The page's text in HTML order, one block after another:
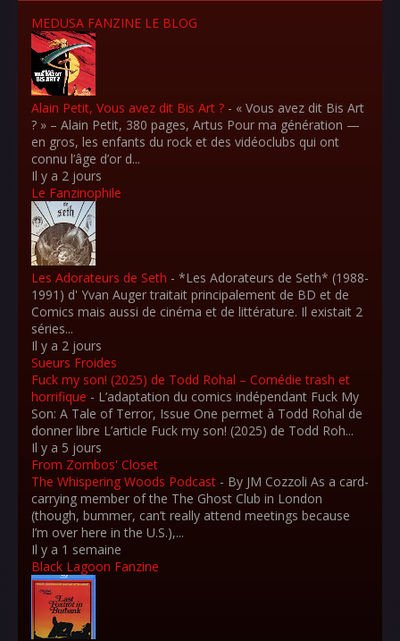
MEDUSA FANZINE LE BLOG
Alain Petit, Vous avez dit Bis Art ? - « Vous avez dit Bis Art
? » – Alain Petit, 380 pages, Artus Pour ma génération —
en gros, les enfants du rock et des vidéoclubs qui ont
connu l’âge d’or d...
Il y a 2 jours
Le Fanzinophile
Les Adorateurs de Seth - *Les Adorateurs de Seth* (1988-
1991) d' Yvan Auger traitait principalement de BD et de
Comics mais aussi de cinéma et de littérature. Il existait 2
séries...
Il y a 2 jours
Sueurs Froides
Fuck my son! (2025) de Todd Rohal – Comédie trash et
horrifique - L’adaptation du comics indépendant Fuck My
Son: A Tale of Terror, Issue One permet à Todd Rohal de
donner libre L’article Fuck my son! (2025) de Todd Roh...
Il y a 5 jours
From Zombos' Closet
The Whispering Woods Podcast - By JM Cozzoli As a card-
carrying member of the The Ghost Club in London
(though, bummer, can’t really attend meetings because
I’m over here in the U.S.),...
Il y a 1 semaine
Black Lagoon Fanzine